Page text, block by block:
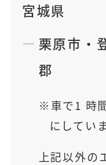
宮城県
栗原市 ・
郡
車で1 時
にしてい
上記以外の